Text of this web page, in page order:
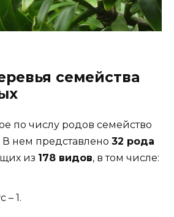
семейства
по числу родов семейство
В нем представлено 32 рода
из 178 видов, в том числе:
– 1.